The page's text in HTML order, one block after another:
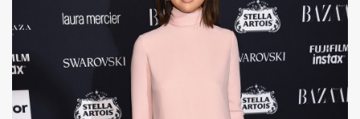
Cadde'de sağlıklı lezzetler